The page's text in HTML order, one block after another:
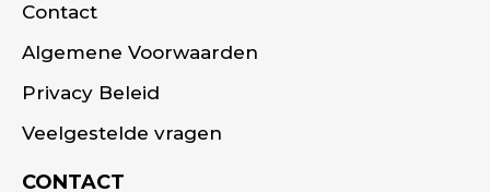
Contact
Algemene Voorwaarden
Privacy Beleid
Veelgestelde vragen
CONTACT